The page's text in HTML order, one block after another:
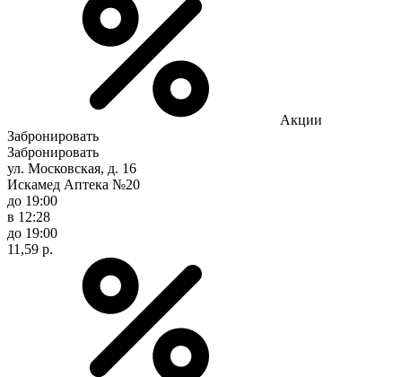
Акции
Забронировать
Забронировать
ул. Московская, д. 16
Искамед Аптека №20
до 19:00
в 12:28
до 19:00
11,59 р.